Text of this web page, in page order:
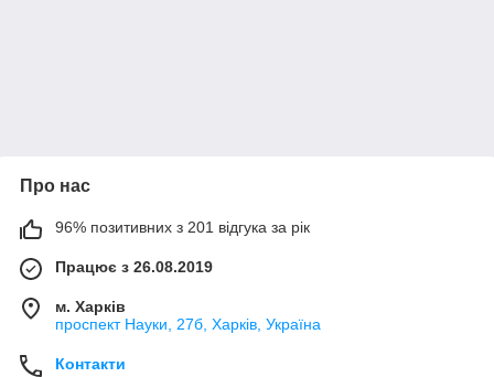
Про нас
96% позитивних з 201 відгука за рік
Працює з 26.08.2019
м. Харків
проспект Науки, 27б, Харків, Україна
Контакти